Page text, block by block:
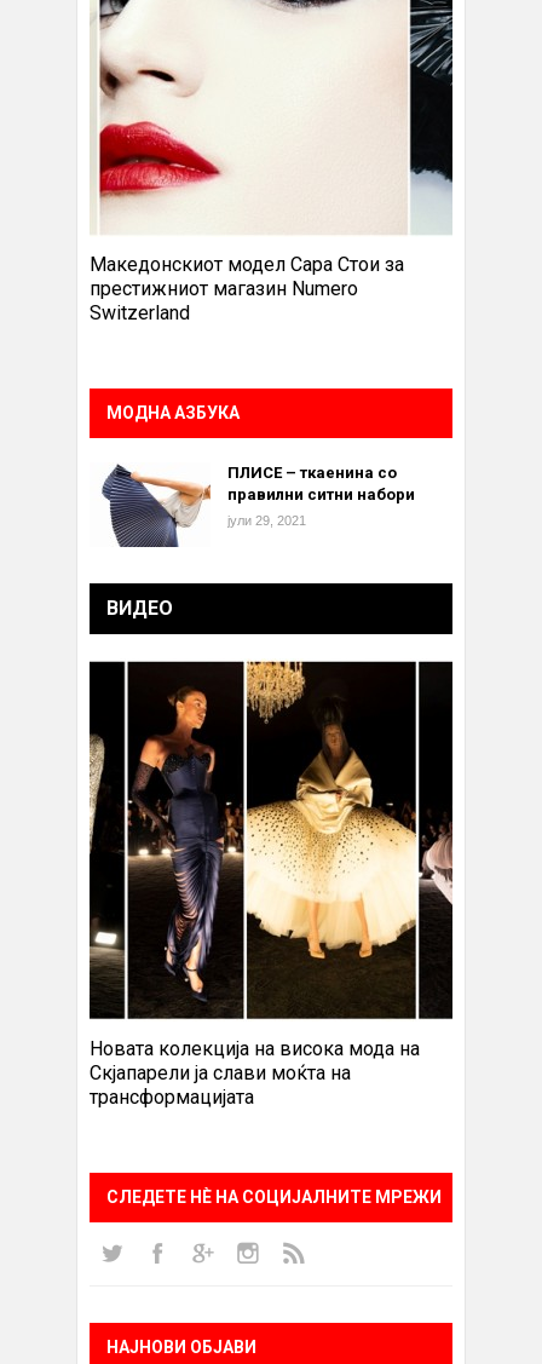
Македонскиот модел Сара Стои за
престижниот магазин Numero
Switzerland
МОДНА АЗБУКА
ПЛИСЕ – ткаенина со
правилни ситни набори
јули 29, 2021
ВИДЕО
Новата колекција на висока мода на
Скјапарели ја слави моќта на
трансформацијата
СЛЕДЕТЕ НÈ НА СОЦИЈАЛНИТЕ МРЕЖИ
НАЈНОВИ ОБЈАВИ